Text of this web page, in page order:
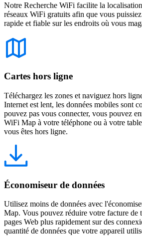
Notre Recherche WiFi facilite la
réseaux WiFi gratuits afin que vous
rapide et fiable sur les endroits où vous
Cartes hors ligne
Téléchargez les zones et naviguez hors
Internet est lent, les données mobiles sont
pouvez pas vous connecter, vous pouvez
WiFi Map à votre téléphone ou à votre
vous êtes hors ligne.
Économiseur de données
Utilisez moins de données avec
Map. Vous pouvez réduire votre facture de
pages Web plus rapidement sur des
quantité de données que votre appareil